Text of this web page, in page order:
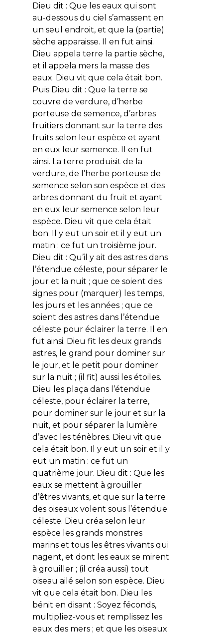
Dieu dit : Que les eaux qui sont
au-dessous du ciel s’amassent en
un seul endroit, et que la (partie)
sèche apparaisse. Il en fut ainsi.
Dieu appela terre la partie sèche,
et il appela mers la masse des
eaux. Dieu vit que cela était bon.
Puis Dieu dit : Que la terre se
couvre de verdure, d’herbe
porteuse de semence, d’arbres
fruitiers donnant sur la terre des
fruits selon leur espèce et ayant
en eux leur semence. Il en fut
ainsi. La terre produisit de la
verdure, de l’herbe porteuse de
semence selon son espèce et des
arbres donnant du fruit et ayant
en eux leur semence selon leur
espèce. Dieu vit que cela était
bon. Il y eut un soir et il y eut un
matin : ce fut un troisième jour.
Dieu dit : Qu’il y ait des astres dans
l’étendue céleste, pour séparer le
jour et la nuit ; que ce soient des
signes pour (marquer) les temps,
les jours et les années ; que ce
soient des astres dans l’étendue
céleste pour éclairer la terre. Il en
fut ainsi. Dieu fit les deux grands
astres, le grand pour dominer sur
le jour, et le petit pour dominer
sur la nuit ; (il fit) aussi les étoiles.
Dieu les plaça dans l’étendue
céleste, pour éclairer la terre,
pour dominer sur le jour et sur la
nuit, et pour séparer la lumière
d’avec les ténèbres. Dieu vit que
cela était bon. Il y eut un soir et il y
eut un matin : ce fut un
quatrième jour. Dieu dit : Que les
eaux se mettent à grouiller
d’êtres vivants, et que sur la terre
des oiseaux volent sous l’étendue
céleste. Dieu créa selon leur
espèce les grands monstres
marins et tous les êtres vivants qui
nagent, et dont les eaux se mirent
à grouiller ; (il créa aussi) tout
oiseau ailé selon son espèce. Dieu
vit que cela était bon. Dieu les
bénit en disant : Soyez féconds,
multipliez-vous et remplissez les
eaux des mers ; et que les oiseaux